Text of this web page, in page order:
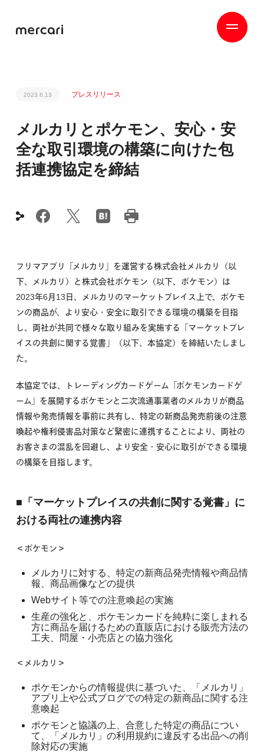
2023.6.13 プレスリリース
メルカリとポケモン、安心・安
全な取引環境の構築に向けた包
括連携協定を締結
フリマアプリ「メルカリ」を運営する株式会社メルカリ（以
下、メルカリ）と株式会社ポケモン（以下、ポケモン）は
2023年6月13日、メルカリのマーケットプレイス上で、ポケモ
ンの商品が、より安心・安全に取引できる環境の構築を目指
し、両社が共同で様々な取り組みを実施する「マーケットプレ
イスの共創に関する覚書」（以下、本協定）を締結いたしまし
た。
本協定では、トレーディングカードゲーム「ポケモンカードゲ
ーム」を展開するポケモンと二次流通事業者のメルカリが商品
情報や発売情報を事前に共有し、特定の新商品発売前後の注意
喚起や権利侵害品対策など緊密に連携することにより、両社の
お客さまの混乱を回避し、より安全・安心に取引ができる環境
の構築を目指します。
■「マーケットプレイスの共創に関する覚書」に
おける両社の連携内容
＜ポケモン＞
メルカリに対する、特定の新商品発売情報や商品情
報、商品画像などの提供
Webサイト等での注意喚起の実施
生産の強化と、ポケモンカードを純粋に楽しまれる
方に商品を届けるための直販店における販売方法の
工夫、問屋・小売店との協力強化
＜メルカリ＞
ポケモンからの情報提供に基づいた、「メルカリ」
アプリ上や公式ブログでの特定の新商品に関する注
意喚起
ポケモンと協議の上、合意した特定の商品につい
て、「メルカリ」の利用規約に違反する出品への削
除対応の実施